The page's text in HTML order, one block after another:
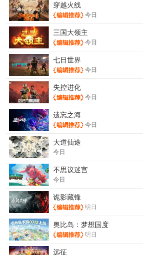
穿越火线
今日
三国大领主
今日
七日世界
今日
失控进化
今日
遗忘之海
今日
大道仙途
今日
不思议迷宫
今日
诡影藏锋
明日
奥比岛：梦想国度
明日
远征